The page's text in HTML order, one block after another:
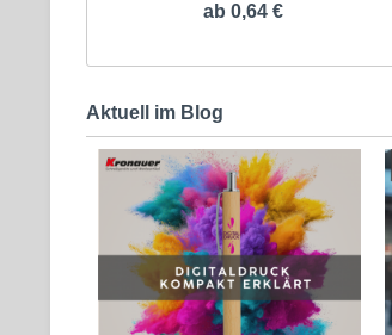
ab 0,64 €
Aktuell im Blog